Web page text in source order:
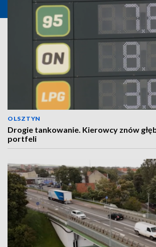
OLSZTYN
Drogie tankowanie. Kierowcy znów
portfeli